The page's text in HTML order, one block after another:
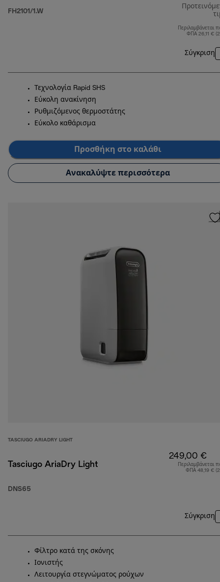
FH2101/1.W
Περιλαμβάνεται
ΦΠΑ 26,11 €
Σύγκριση
Τεχνολογία Rapid SHS
Εύκολη ανακίνηση
Ρυθμιζόμενος θερμοστάτης
Εύκολο καθάρισμα
Προσθήκη στο καλάθι
Ανακαλύψτε περισσότερα
TASCIUGO ARIADRY LIGHT
Tasciugo AriaDry Light
DNS65
249,00 €
Περιλαμβάνεται
ΦΠΑ 48,19 €
Σύγκριση
Φίλτρο κατά της σκόνης
Ιονιστής
Λειτουργία στεγνώματος ρούχων